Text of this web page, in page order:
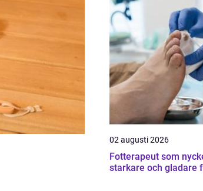
02 augusti 2026
Fotterapeut som
starkare och gladare